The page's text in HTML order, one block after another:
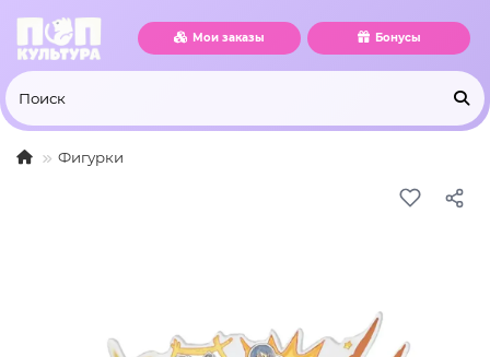
Мои заказы Бонусы
Фигурки